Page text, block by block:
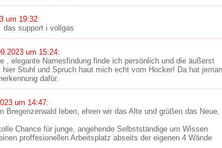
um 19:32:
das support i vollgas
um 15:24:
, elegante Namesfindung finde ich persönlich und die äußerst
hier Stuhl und Spruch haut mich echt vom Hocker! Da hat
dafür.
um 14:47:
Bregenzerwald leben, ehren wir das Alte und grüßen das Neue,
Chance für junge, angehende Selbstständige um Wissen
proffesionellen Arbeitsplatz abseits der eigenen 4 Wände